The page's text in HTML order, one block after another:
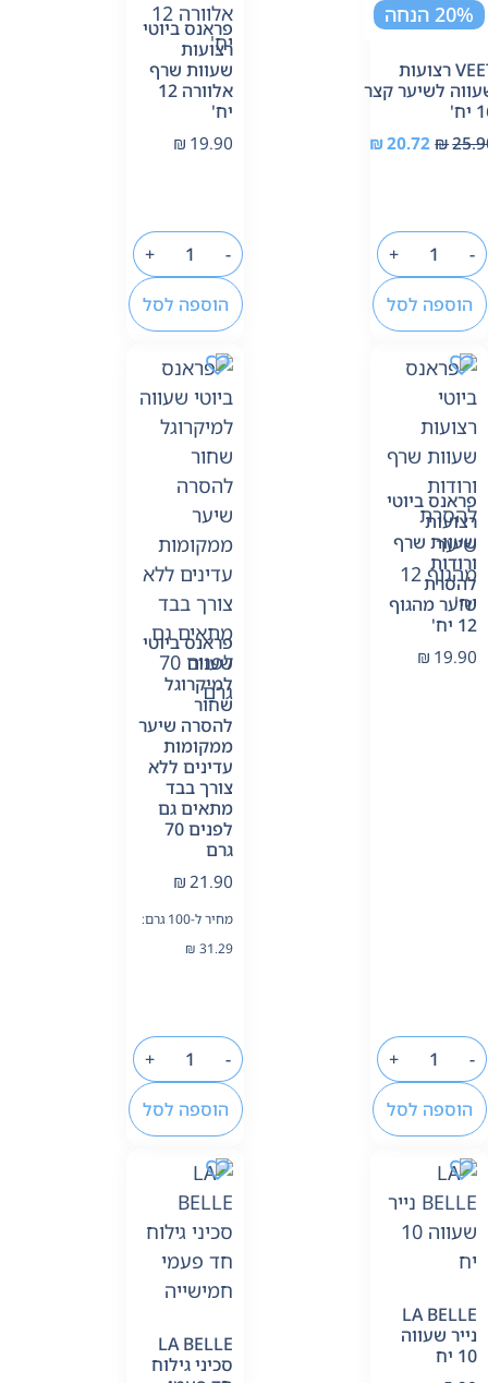
20% הנחה
VEET רצועות
לשיער קצר
₪
₪20.72
-
+
הוספה לסל
פראנס ביוטי
רצועות
שעוות שרף
אלוורה 12
יח'
₪ 19.90
-
+
הוספה לסל
פראנס ביוטי
רצועות
שעוות שרף
ורודות
להסרת
שיער מהגוף
12 יח'
₪ 19.90
-
+
הוספה לסל
פראנס ביוטי
שעווה
למיקרוגל
שחור
להסרה שיער
ממקומות
עדינים ללא
צורך בבד
מתאים גם
לפנים 70
גרם
₪21.90
מחיר ל-100 גרם:
₪ 31.29
-
+
הוספה לסל
LA BELLE
נייר שעווה
10 יח
LA BELLE
סכיני גילוח